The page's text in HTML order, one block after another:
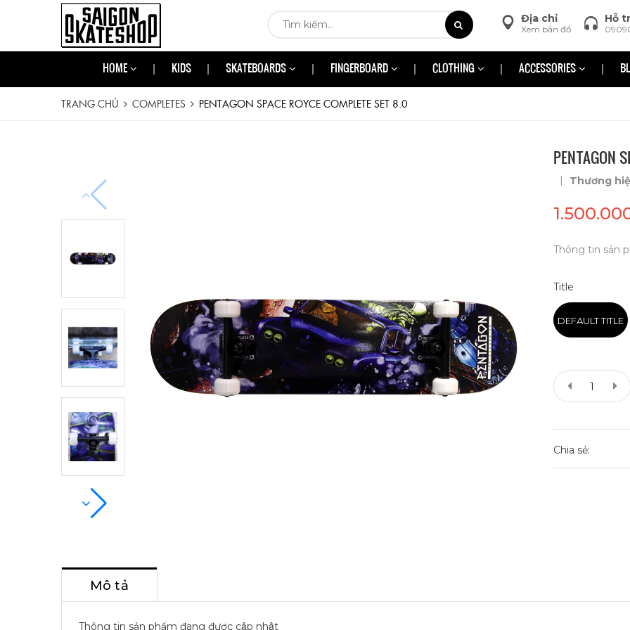
Hỗ
Địa chỉ
Xem bản đồ
HOME KIDS SKATEBOARDS FINGERBOARD CLOTHING ACCESSORIES
TRANG CHỦ COMPLETES PENTAGON SPACE ROYCE COMPLETE SET 8.0
PENTAGON
| Thương
Thông tin sản
Title
DEFAULT TITLE
Chia sẻ:
Mô tả
Thông tin sản phẩm đang được cập nhật